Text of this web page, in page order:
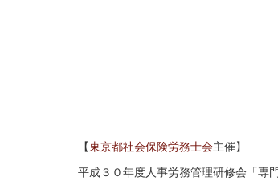
【東京都社会保険労務士会主催】
平成３０年度人事労務管理研修会「専